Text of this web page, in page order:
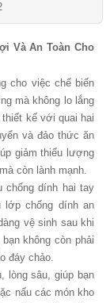
Và An Toàn Cho
cho việc chế biến
mà không lo lắng
kế với quai hai
và đảo thức ăn
giảm thiểu lượng
còn lành mạnh.
chống dính hai tay
chống dính an
vệ sinh sau khi
không còn phải
đáy chảo.
lòng sâu, giúp bạn
nấu các món kho